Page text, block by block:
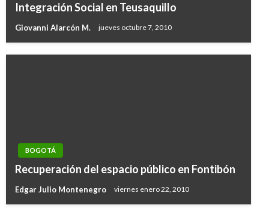
Integración Social en Teusaquillo
Giovanni Alarcón M. jueves octubre 7, 2010
BOGOTÁ
Recuperación del espacio público en Fontibón
Edgar Julio Montenegro viernes enero 22, 2010
BOGOTÁ
Primera muestra de Downhill urbano en Ciudad